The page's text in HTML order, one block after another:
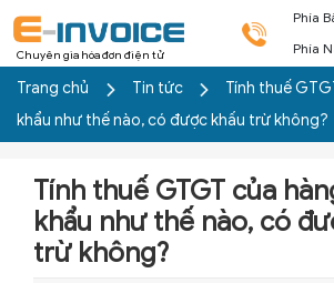
Chuyên gia hóa đơn điện tử
Phía
Phía
Trang chủ Tin tức
Tính thuế
khẩu như thế nào, có được khấu trừ không?
Tính thuế GTGT của
khẩu như thế nào, có
trừ không?